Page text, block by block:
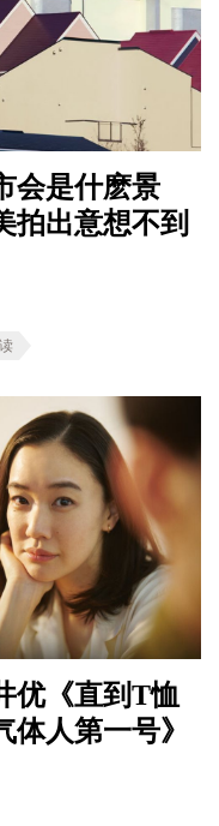
会是什麽景
拍出意想不到
优《直到T恤
人第一号》